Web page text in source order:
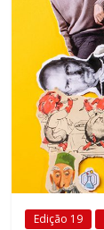
Edição 19